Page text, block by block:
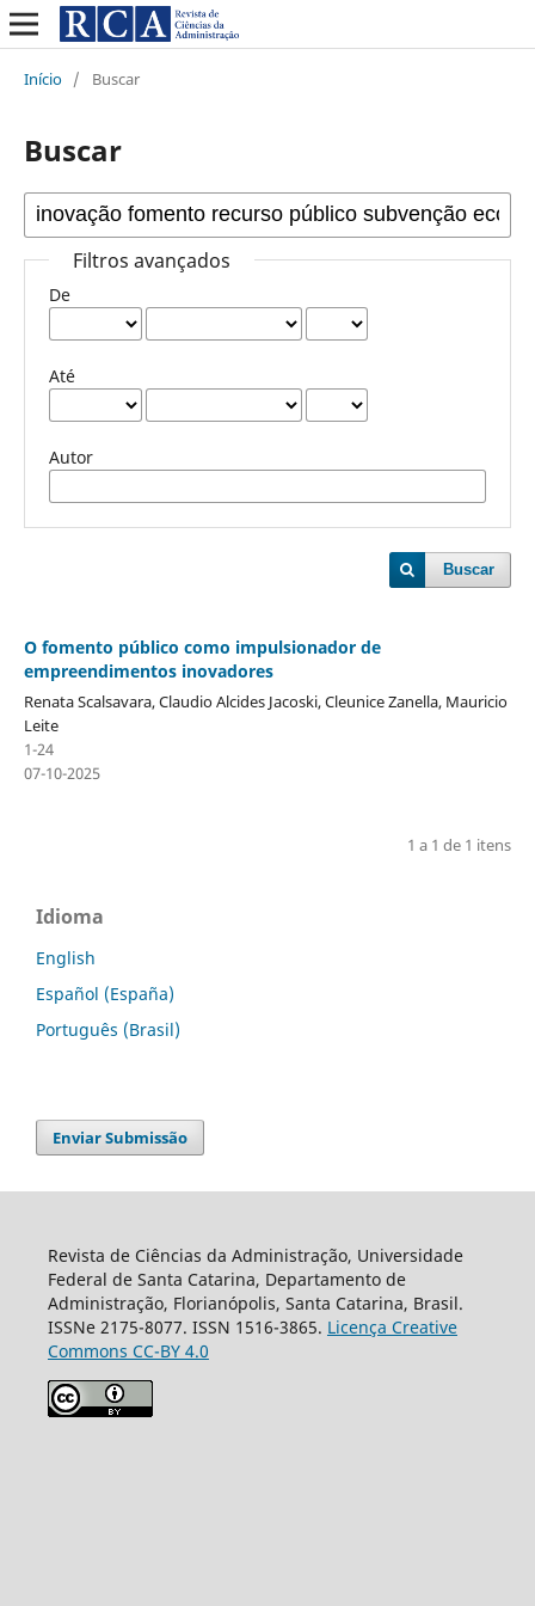
Início / Buscar
Buscar
Filtros avançados
De
Até
Autor
Buscar
O fomento público como impulsionador de
empreendimentos inovadores
Renata Scalsavara, Claudio Alcides Jacoski, Cleunice Zanella, Mauricio
Leite
1-24
07-10-2025
1 a 1 de 1 itens
Idioma
English
Español (España)
Português (Brasil)
Enviar Submissão
Revista de Ciências da Administração, Universidade
Federal de Santa Catarina, Departamento de
Administração, Florianópolis, Santa Catarina, Brasil.
ISSNe 2175-8077. ISSN 1516-3865. Licença Creative
Commons CC-BY 4.0